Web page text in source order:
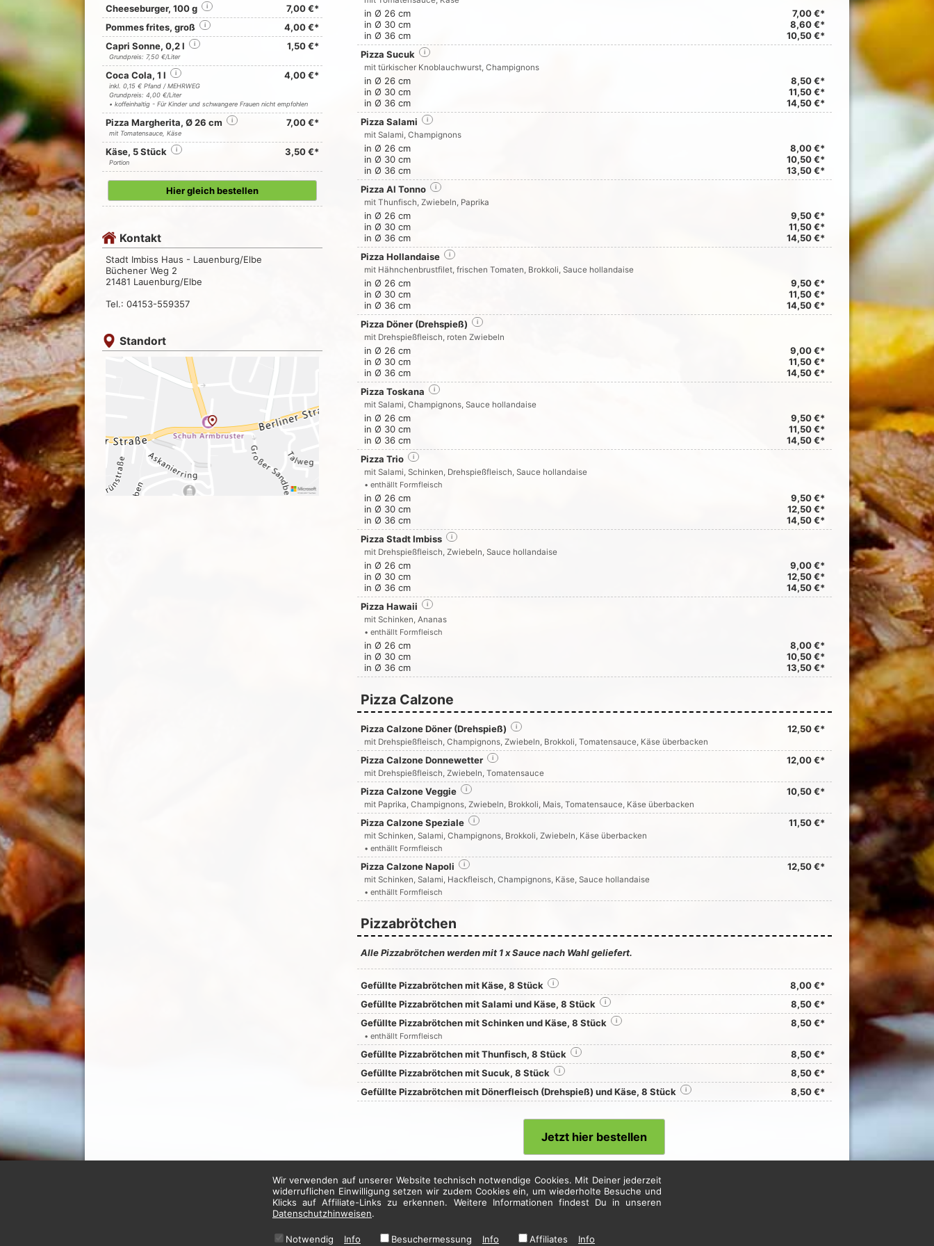
Cheeseburger, 100 g i
7,00 €*
Pommes frites, groß
i
4,00 €*
Capri Sonne, 0,2 l
i 1,50 €*
Grundpreis: 7,50 €/Liter
Coca Cola, 1 l i 4,00 €*
inkl. 0,15 € Pfand / MEHRWEG
Grundpreis: 4,00 €/Liter
• koffeinhaltig - Für Kinder und schwangere Frauen nicht empfohlen
Pizza Margherita, Ø 26 cm i 7,00 €*
mit Tomatensauce, Käse
Käse, 5 Stück i 3,50 €*
Portion
Hier gleich bestellen
Kontakt
Stadt Imbiss Haus - Lauenburg/Elbe
Büchener Weg 2
21481 Lauenburg/Elbe
Tel.: 04153-559357
Standort
in Ø 26 cm
7,00 €*
in Ø 30 cm
8,60 €*
in Ø 36 cm
10,50 €*
Pizza Sucuk
i
mit türkischer Knoblauchwurst, Champignons
in Ø 26 cm
8,50 €*
in Ø 30 cm
11,50 €*
in Ø 36 cm
14,50 €*
Pizza Salami
i
mit Salami, Champignons
in Ø 26 cm
8,00 €*
in Ø 30 cm
10,50 €*
in Ø 36 cm
13,50 €*
Pizza Al Tonno
i
mit Thunfisch, Zwiebeln, Paprika
in Ø 26 cm
9,50 €*
in Ø 30 cm
11,50 €*
in Ø 36 cm
14,50 €*
Pizza Hollandaise
i
mit Hähnchenbrustfilet, frischen Tomaten, Brokkoli, Sauce hollandaise
in Ø 26 cm
9,50 €*
in Ø 30 cm
11,50 €*
in Ø 36 cm
14,50 €*
Pizza Döner (Drehspieß)
i
mit Drehspießfleisch, roten Zwiebeln
in Ø 26 cm
9,00 €*
in Ø 30 cm
11,50 €*
in Ø 36 cm
14,50 €*
Pizza Toskana
i
mit Salami, Champignons, Sauce hollandaise
in Ø 26 cm
9,50 €*
in Ø 30 cm
11,50 €*
in Ø 36 cm
14,50 €*
Pizza Trio
i
mit Salami, Schinken, Drehspießfleisch, Sauce hollandaise
• enthällt Formfleisch
in Ø 26 cm
9,50 €*
in Ø 30 cm
12,50 €*
in Ø 36 cm
14,50 €*
Pizza Stadt Imbiss
i
mit Drehspießfleisch, Zwiebeln, Sauce hollandaise
in Ø 26 cm
9,00 €*
in Ø 30 cm
12,50 €*
in Ø 36 cm
14,50 €*
Pizza Hawaii
i
mit Schinken, Ananas
• enthällt Formfleisch
in Ø 26 cm
8,00 €*
in Ø 30 cm
10,50 €*
in Ø 36 cm
13,50 €*
Pizza Calzone
Pizza Calzone Döner (Drehspieß) 12,50 €*
i
mit Drehspießfleisch, Champignons, Zwiebeln, Brokkoli, Tomatensauce, Käse überbacken
Pizza Calzone Donnewetter 12,00 €*
i
mit Drehspießfleisch, Zwiebeln, Tomatensauce
Pizza Calzone Veggie 10,50 €*
i
mit Paprika, Champignons, Zwiebeln, Brokkoli, Mais, Tomatensauce, Käse überbacken
Pizza Calzone Speziale 11,50 €*
i
mit Schinken, Salami, Champignons, Brokkoli, Zwiebeln, Käse überbacken
• enthällt Formfleisch
Pizza Calzone Napoli 12,50 €*
i
mit Schinken, Salami, Hackfleisch, Champignons, Käse, Sauce hollandaise
• enthällt Formfleisch
Pizzabrötchen
Alle Pizzabrötchen werden mit 1 x Sauce nach Wahl geliefert.
Gefüllte Pizzabrötchen mit Käse, 8 Stück 8,00 €*
i
Gefüllte Pizzabrötchen mit Salami und Käse, 8 Stück 8,50 €*
i
Gefüllte Pizzabrötchen mit Schinken und Käse, 8 Stück 8,50 €*
i
• enthällt Formfleisch
Gefüllte Pizzabrötchen mit Thunfisch, 8 Stück 8,50 €*
i
Gefüllte Pizzabrötchen mit Sucuk, 8 Stück 8,50 €*
i
Gefüllte Pizzabrötchen mit Dönerfleisch (Drehspieß) und Käse, 8 Stück 8,50 €*
i
Jetzt hier bestellen
* Alle Preise in Euro inkl. gesetzl. MwSt. Abbildungen können ggf. abweichen.
Informationen zu Inhalts- und Zusatzstoffen finden Sie unter i
Home·Impressum·Datenschutzhinweise·AGB
Wir verwenden auf unserer Website technisch notwendige Cookies. Mit Deiner jederzeit
widerruflichen Einwilligung setzen wir zudem Cookies ein, um wiederholte Besuche und
Klicks auf Affiliate-Links zu erkennen. Weitere Informationen findest Du in unseren
Datenschutzhinweisen.
Notwendig Info Besuchermessung Info Affiliates Info